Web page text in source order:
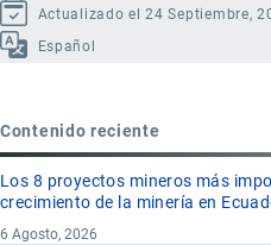
Actualizado el 24 Septiembre,
Español
Contenido reciente
Los 8 proyectos mineros más
crecimiento de la minería en
6 Agosto, 2026